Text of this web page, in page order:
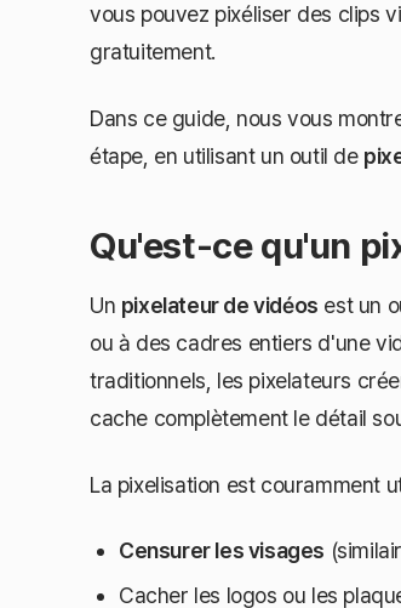
vous pouvez pixéliser des clips
gratuitement.
Dans ce guide, nous vous
étape, en utilisant un outil de
Qu'est-ce qu'un
Un pixelateur de vidéos est un
ou à des cadres entiers d'une
traditionnels, les pixelateurs
cache complètement le détail
La pixelisation est couramment
Censurer les visages
Cacher les logos ou les